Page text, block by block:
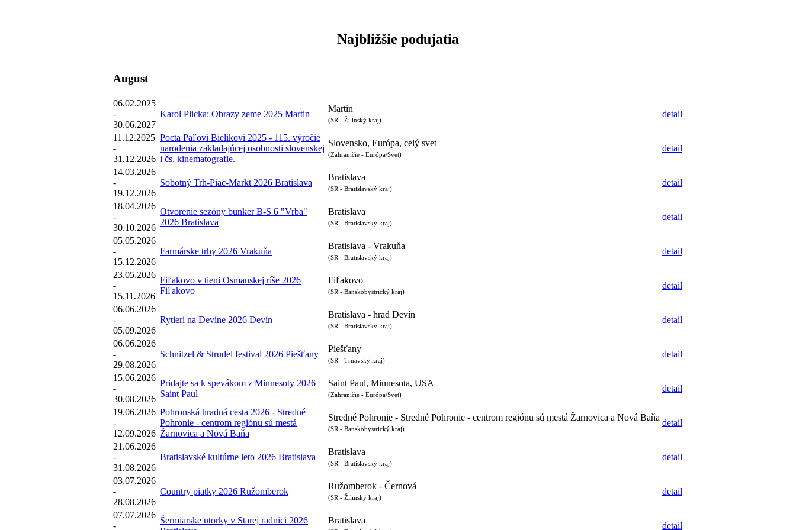
Najbližšie podujatia
August
06.02.2025
-
30.06.2027
Karol Plicka: Obrazy zeme 2025 Martin
Martin
(SR - Žilinský kraj)
detail
11.12.2025
-
31.12.2026
Pocta Paľovi Bielikovi 2025 - 115. výročie
narodenia zakladajúcej osobnosti slovenskej
i čs. kinematografie.
Slovensko, Európa, celý svet
(Zahraničie - Európa/Svet)
detail
14.03.2026
-
19.12.2026
Sobotný Trh-Piac-Markt 2026 Bratislava
Bratislava
(SR - Bratislavský kraj)
detail
18.04.2026
-
30.10.2026
Otvorenie sezóny bunker B-S 6 "Vrba"
2026 Bratislava
Bratislava
(SR - Bratislavský kraj)
detail
05.05.2026
-
15.12.2026
Farmárske trhy 2026 Vrakuňa
Bratislava - Vrakuňa
(SR - Bratislavský kraj)
detail
23.05.2026
-
15.11.2026
Fiľakovo v tieni Osmanskej ríše 2026
Fiľakovo
Fiľakovo
(SR - Banskobystrický kraj)
detail
06.06.2026
-
05.09.2026
Rytieri na Devíne 2026 Devín
Bratislava - hrad Devín
(SR - Bratislavský kraj)
detail
06.06.2026
-
29.08.2026
Schnitzel & Strudel festival 2026 Piešťany
Piešťany
(SR - Trnavský kraj)
detail
15.06.2026
-
30.08.2026
Pridajte sa k spevákom z Minnesoty 2026
Saint Paul
Saint Paul, Minnesota, USA
(Zahraničie - Európa/Svet)
detail
19.06.2026
-
12.09.2026
Pohronská hradná cesta 2026 - Stredné
Pohronie - centrom regiónu sú mestá
Žarnovica a Nová Baňa
Stredné Pohronie - Stredné Pohronie - centrom regiónu sú mestá Žarnovica a Nová Baňa
(SR - Banskobystrický kraj)
detail
21.06.2026
-
31.08.2026
Bratislavské kultúrne leto 2026 Bratislava
Bratislava
(SR - Bratislavský kraj)
detail
03.07.2026
-
28.08.2026
Country piatky 2026 Ružomberok
Ružomberok - Černová
(SR - Žilinský kraj)
detail
07.07.2026
-
Šermiarske utorky v Starej radnici 2026
Bratislava
detail